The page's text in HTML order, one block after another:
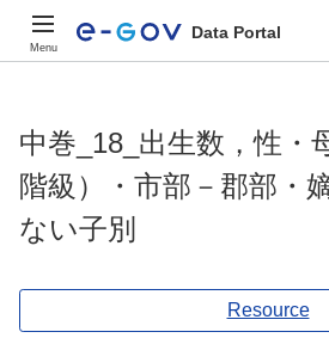
Menu
Data Portal
中巻_18_出生数，性・
階級）・市部－郡部・
ない子別
Resource